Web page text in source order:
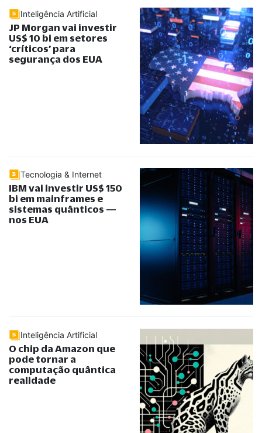
Inteligência Artificial
JP Morgan vai investir
US$ 10 bi em setores
‘críticos’ para
segurança dos EUA
Tecnologia & Internet
IBM vai investir US$ 150
bi em mainframes e
sistemas quânticos —
nos EUA
Inteligência Artificial
O chip da Amazon que
pode tornar a
computação quântica
realidade